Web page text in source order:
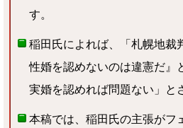
す。
稲田氏によれば、「札幌地裁
性婚を認めないのは違憲だ』
実婚を認めれば問題ない」と
本稿では、稲田氏の主張がフ